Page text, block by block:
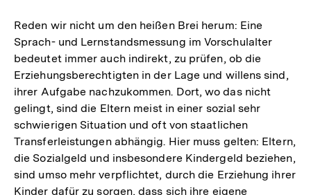
Reden wir nicht um den heißen Brei herum: Eine
Sprach- und Lernstandsmessung im Vorschulalter
bedeutet immer auch indirekt, zu prüfen, ob die
Erziehungsberechtigten in der Lage und willens sind,
ihrer Aufgabe nachzukommen. Dort, wo das nicht
gelingt, sind die Eltern meist in einer sozial sehr
schwierigen Situation und oft von staatlichen
Transferleistungen abhängig. Hier muss gelten: Eltern,
die Sozialgeld und insbesondere Kindergeld beziehen,
sind umso mehr verpflichtet, durch die Erziehung ihrer
Kinder dafür zu sorgen, dass sich ihre eigene